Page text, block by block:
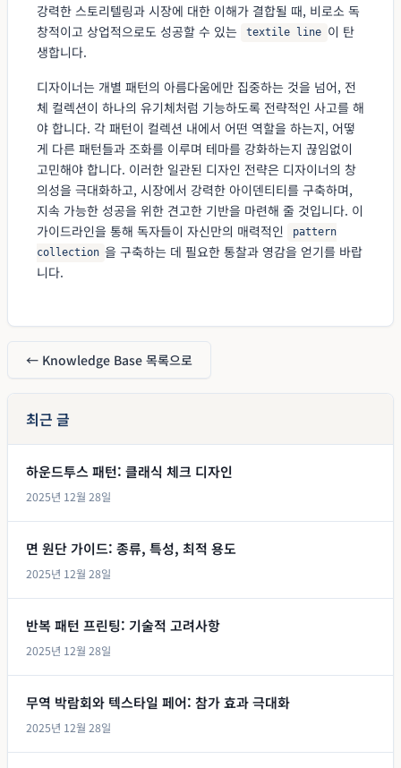
강력한 스토리텔링과 시장에 대한 이해가 결합될 때, 비로소 독
창적이고 상업적으로도 성공할 수 있는
textile line 이 탄
생합니다.
디자이너는 개별 패턴의 아름다움에만 집중하는 것을 넘어, 전
체 컬렉션이 하나의 유기체처럼 기능하도록 전략적인 사고를 해
야 합니다. 각 패턴이 컬렉션 내에서 어떤 역할을 하는지, 어떻
게 다른 패턴들과 조화를 이루며 테마를 강화하는지 끊임없이
고민해야 합니다. 이러한 일관된 디자인 전략은 디자이너의 창
의성을 극대화하고, 시장에서 강력한 아이덴티티를 구축하며,
지속 가능한 성공을 위한 견고한 기반을 마련해 줄 것입니다. 이
가이드라인을 통해 독자들이 자신만의 매력적인
pattern
collection 을 구축하는 데 필요한 통찰과 영감을 얻기를 바랍
니다.
← Knowledge Base 목록으로
최근 글
하운드투스 패턴: 클래식 체크 디자인
2025년 12월 28일
면 원단 가이드: 종류, 특성, 최적 용도
2025년 12월 28일
반복 패턴 프린팅: 기술적 고려사항
2025년 12월 28일
무역 박람회와 텍스타일 페어: 참가 효과 극대화
2025년 12월 28일